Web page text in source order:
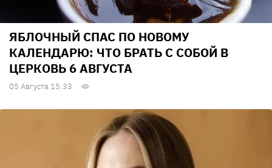
ЯБЛОЧНЫЙ СПАС ПО НОВОМУ
КАЛЕНДАРЮ: ЧТО БРАТЬ С СОБОЙ В
ЦЕРКОВЬ 6 АВГУСТА
05 Августа 15:33